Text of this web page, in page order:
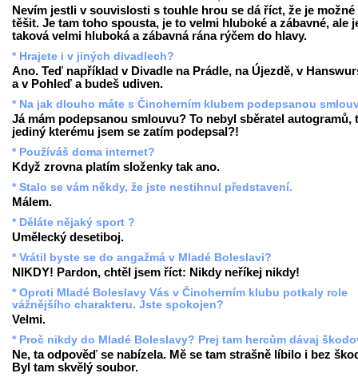
Nevím jestli v souvislosti s touhle hrou se dá říct, že je možné
těšit. Je tam toho spousta, je to velmi hluboké a zábavné, ale
taková velmi hluboká a zábavná rána rýčem do hlavy.
* Hrajete i v jiných divadlech?
Ano. Teď například v Divadle na Prádle, na Újezdě, v
a v Pohleď a budeš udiven.
* Na jak dlouho máte s Činoherním klubem podepsanou
Já mám podepsanou smlouvu? To nebyl sběratel autogramů,
jediný kterému jsem se zatím podepsal?!
* Používáš doma internet?
Když zrovna platím složenky tak ano.
* Stalo se vám někdy, že jste nestihnul představení.
Málem.
* Děláte nějaký sport ?
Umělecký desetiboj.
* Vrátil byste se do angažmá v Mladé Boleslavi?
NIKDY! Pardon, chtěl jsem říct: Nikdy neříkej nikdy!
* Oproti Mladé Boleslavy Vás v Činoherním klubu potkaly role
vážnějšího charakteru. Jste spokojen?
Velmi.
* Proč nikdy do Mladé Boleslavy? Prej tam hercům dávaj
Ne, ta odpověď se nabízela. Mě se tam strašně líbilo i bez
Byl tam skvělý soubor.